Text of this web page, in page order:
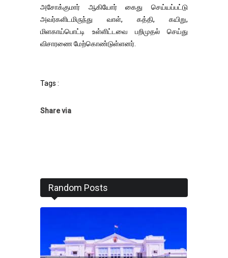
அசோக்குமார் ஆகியோர் கைது செய்யப்பட்டு
அவர்களிடமிருந்து வாள், கத்தி, கயிறு,
மிளகாய்பொட்டி உள்ளிட்டவை பறிமுதல் செய்து
விசாரணை மேற்கொண்டுள்ளனர்.
Tags :
Share via
Random Posts